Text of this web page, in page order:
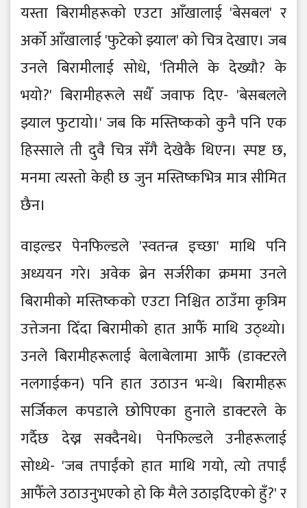
यस्ता बिरामीहरूको एउटा आँखालाई 'बेसबल' र
अर्को आँखालाई 'फुटेको झ्याल' को चित्र देखाए। जब
उनले बिरामीलाई सोधे, 'तिमीले के देख्यौ? के
भयो?' बिरामीहरूले सधैँ जवाफ दिए- 'बेसबलले
झ्याल फुटायो।' जब कि मस्तिष्कको कुनै पनि एक
हिस्साले ती दुवै चित्र सँगै देखेकै थिएन। स्पष्ट छ,
मनमा त्यस्तो केही छ जुन मस्तिष्कभित्र मात्र सीमित
छैन।
वाइल्डर पेनफिल्डले 'स्वतन्त्र इच्छा' माथि पनि
अध्ययन गरे। अवेक ब्रेन सर्जरीका क्रममा उनले
बिरामीको मस्तिष्कको एउटा निश्चित ठाउँमा कृत्रिम
उत्तेजना दिँदा बिरामीको हात आफैँ माथि उठ्थ्यो।
उनले बिरामीहरूलाई बेलाबेलामा आफैँ (डाक्टरले
नलगाईकन) पनि हात उठाउन भन्थे। बिरामीहरू
सर्जिकल कपडाले छोपिएका हुनाले डाक्टरले के
गर्दैछ देख्न सक्दैनथे। पेनफिल्डले उनीहरूलाई
सोध्थे- 'जब तपाईंको हात माथि गयो, त्यो तपाईं
आफैँले उठाउनुभएको हो कि मैले उठाइदिएको हुँ?' र